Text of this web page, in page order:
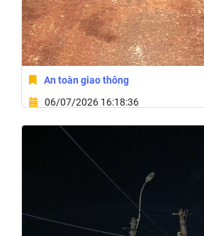
An toàn giao thông
06/07/2026 16:18:36
Xã Ea Drăng, Tỉnh Đắk Lắk